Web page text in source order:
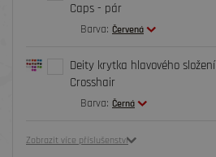
Caps - pár
Barva: Červená
Deity krytka hlavového složení
Crosshair
Barva: Černá
Zobrazit více příslušenství